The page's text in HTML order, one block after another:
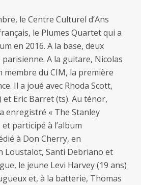
le Centre Culturel d’Ans
le Plumes Quartet qui a
en 2016. A la base, deux
A la guitare, Nicolas
membre du CIM, la première
Il a joué avec Rhoda Scott,
Eric Barret (ts). Au ténor,
enregistré « The Stanley
participé à l’album
à Don Cherry, en
Loustalot, Santi Debriano et
le jeune Levi Harvey (19 ans)
et, à la batterie, Thomas